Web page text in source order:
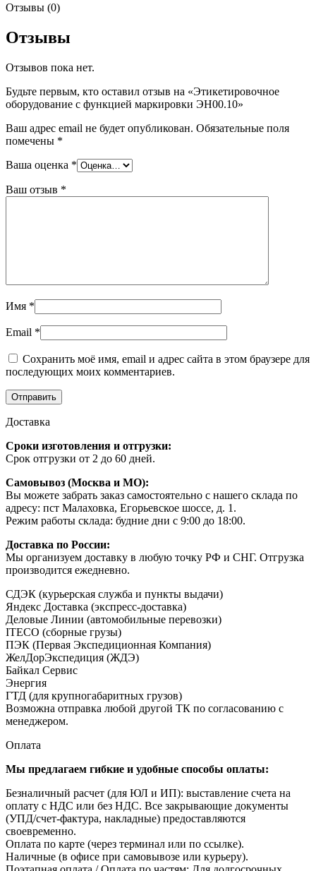
Отзывы (0)
Отзывы
Отзывов пока нет.
Будьте первым, кто оставил отзыв на «Этикетировочное
оборудование с функцией маркировки ЭН00.10»
Ваш адрес email не будет опубликован. Обязательные поля
помечены *
Ваша оценка *
Ваш отзыв *
Имя *
Email *
Сохранить моё имя, email и адрес сайта в этом браузере для
последующих моих комментариев.
Доставка
Сроки изготовления и отгрузки:
Срок отгрузки от 2 до 60 дней.
Самовывоз (Москва и МО):
Вы можете забрать заказ самостоятельно с нашего склада по
адресу: пст Малаховка, Егорьевское шоссе, д. 1.
Режим работы склада: будние дни с 9:00 до 18:00.
Доставка по России:
Мы организуем доставку в любую точку РФ и СНГ. Отгрузка
производится ежедневно.
СДЭК (курьерская служба и пункты выдачи)
Яндекс Доставка (экспресс-доставка)
Деловые Линии (автомобильные перевозки)
ITECO (сборные грузы)
ПЭК (Первая Экспедиционная Компания)
ЖелДорЭкспедиция (ЖДЭ)
Байкал Сервис
Энергия
ГТД (для крупногабаритных грузов)
Возможна отправка любой другой ТК по согласованию с
менеджером.
Оплата
Мы предлагаем гибкие и удобные способы оплаты:
Безналичный расчет (для ЮЛ и ИП): выставление счета на
оплату с НДС или без НДС. Все закрывающие документы
(УПД/счет-фактура, накладные) предоставляются
своевременно.
Оплата по карте (через терминал или по ссылке).
Наличные (в офисе при самовывозе или курьеру).